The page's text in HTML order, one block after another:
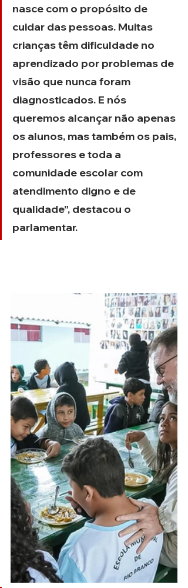
nasce com o propósito de
cuidar das pessoas. Muitas
crianças têm dificuldade no
aprendizado por problemas de
visão que nunca foram
diagnosticados. E nós
queremos alcançar não apenas
os alunos, mas também os pais,
professores e toda a
comunidade escolar com
atendimento digno e de
qualidade”, destacou o
parlamentar.